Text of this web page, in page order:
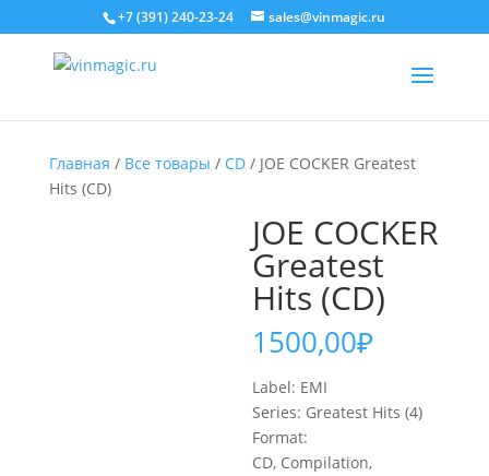
+7 (391) 240-23-24 sales@vinmagic.ru
Главная / Все товары / CD/ JOE COCKER Greatest
Hits (CD)
JOE COCKER
Greatest
Hits (CD)
1500,00₽
Label: EMI
Series: Greatest Hits (4)
Format:
CD, Compilation,